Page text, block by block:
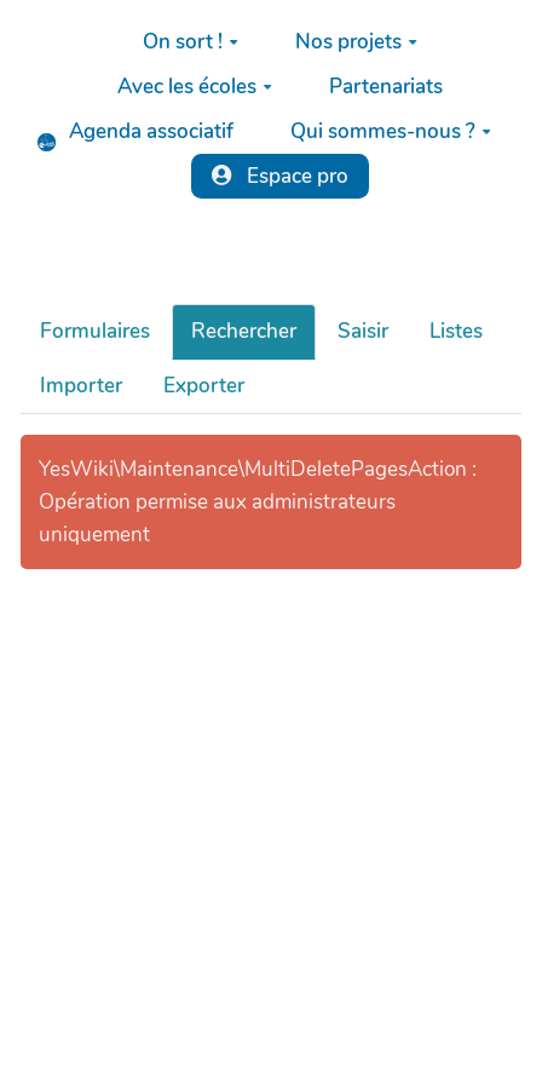
Aller au contenu principal
On sort !
Nos projets
Avec les écoles
Partenariats
Agenda associatif
Qui sommes-nous ?
Espace pro
Formulaires Rechercher Saisir
Listes
Importer
Exporter
YesWiki\Maintenance\MultiDeletePagesAction :
Opération permise aux administrateurs
uniquement